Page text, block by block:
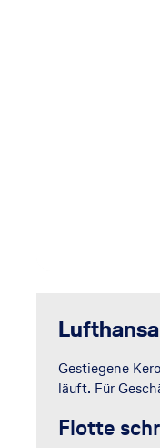
Gestiegene
läuft. Für
Flotte